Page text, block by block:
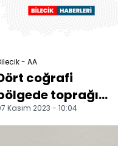
- AA
coğrafi
toprağı
Bilecik'in
Kasım 2023 - 10:04